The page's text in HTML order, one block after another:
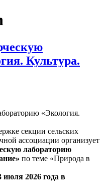
Культура.
секции сельских
ассоциации организует
лабораторию
по теме «Природа в
июля 2026 года в